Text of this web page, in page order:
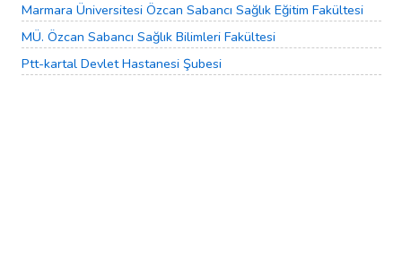
Marmara Üniversitesi Özcan Sabancı Sağlık Eğitim Fakültesi
MÜ. Özcan Sabancı Sağlık Bilimleri Fakültesi
Ptt-kartal Devlet Hastanesi Şubesi